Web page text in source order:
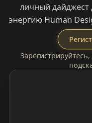
личный дайджест
энергию Human